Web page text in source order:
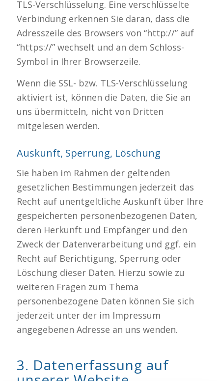
TLS-Verschlüsselung. Eine verschlüsselte
Verbindung erkennen Sie daran, dass die
Adresszeile des Browsers von “http://” auf
“https://” wechselt und an dem Schloss-
Symbol in Ihrer Browserzeile.
Wenn die SSL- bzw. TLS-Verschlüsselung
aktiviert ist, können die Daten, die Sie an
uns übermitteln, nicht von Dritten
mitgelesen werden.
Auskunft, Sperrung, Löschung
Sie haben im Rahmen der geltenden
gesetzlichen Bestimmungen jederzeit das
Recht auf unentgeltliche Auskunft über Ihre
gespeicherten personenbezogenen Daten,
deren Herkunft und Empfänger und den
Zweck der Datenverarbeitung und ggf. ein
Recht auf Berichtigung, Sperrung oder
Löschung dieser Daten. Hierzu sowie zu
weiteren Fragen zum Thema
personenbezogene Daten können Sie sich
jederzeit unter der im Impressum
angegebenen Adresse an uns wenden.
3. Datenerfassung auf